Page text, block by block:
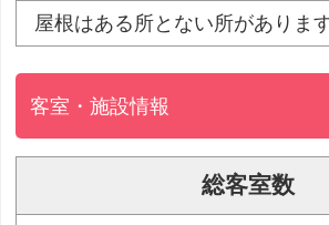
屋根はある所とない所があります
客室・施設情報
総客室数